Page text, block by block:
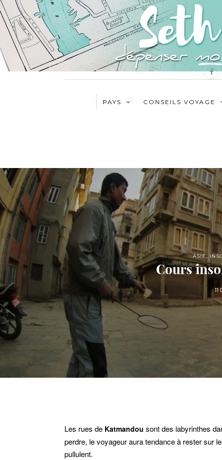
PAYS CONSEILS VOYAGE
ASIE,
Cours
Les rues de Katmandou sont des labyrinthes
perdre, le voyageur aura tendance à rester sur
pullulent.